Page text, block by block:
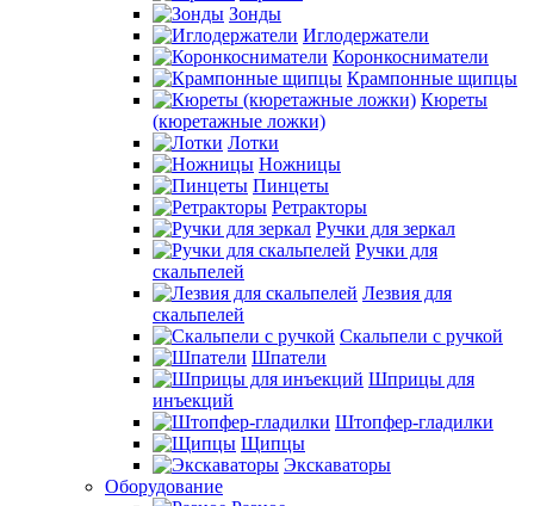
Зонды
Иглодержатели
Коронкосниматели
Крампонные щипцы
Кюреты
(кюретажные ложки)
Лотки
Ножницы
Пинцеты
Ретракторы
Ручки для зеркал
Ручки для
скальпелей
Лезвия для
скальпелей
Скальпели с ручкой
Шпатели
Шприцы для
инъекций
Штопфер-гладилки
Щипцы
Экскаваторы
Оборудование